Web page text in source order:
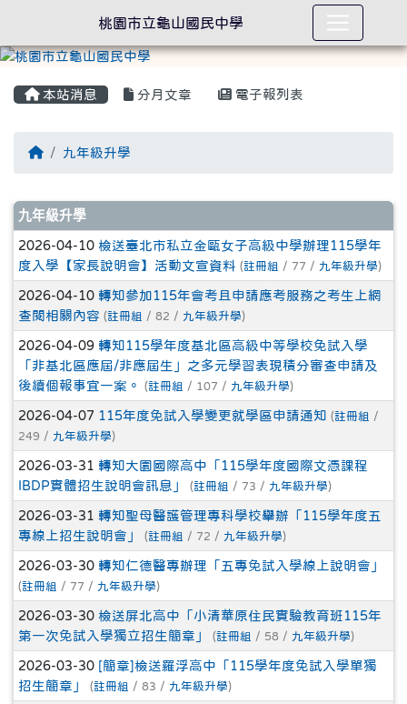
本站消息 分月文章 電子報列表
回首頁九年級升學
文章列表
九年級升學
2026-04-10 檢送臺北市私立金甌女子高級中學辦理115學年
度入學【家長說明會】活動文宣資料 (註冊組 / 77 / 九年級升學)
2026-04-10 轉知參加115年會考且申請應考服務之考生上網
查閱相關內容 (註冊組 / 82 / 九年級升學)
2026-04-09 轉知115學年度基北區高級中等學校免試入學
「非基北區應屆/非應屆生」之多元學習表現積分審查申請及
後續個報事宜一案。
(註冊組 / 107 / 九年級升學)
2026-04-07 115年度免試入學變更就學區申請通知 (註冊組 /
249 / 九年級升學)
2026-03-31 轉知大園國際高中「115學年度國際文憑課程
IBDP實體招生說明會訊息」
(註冊組 / 73 / 九年級升學)
2026-03-31 轉知聖母醫護管理專科學校舉辦「115學年度五
專線上招生說明會」
(註冊組 / 72 / 九年級升學)
2026-03-30 轉知仁德醫專辦理「五專免試入學線上說明會」
(註冊組 / 77 / 九年級升學)
2026-03-30 檢送屏北高中「小清華原住民實驗教育班115年
第一次免試入學獨立招生簡章」
(註冊組 / 58 / 九年級升學)
2026-03-30 [簡章]檢送羅浮高中「115學年度免試入學單獨
招生簡章」
(註冊組 / 83 / 九年級升學)
桃園市立龜山國民中學